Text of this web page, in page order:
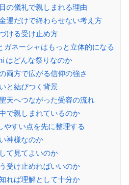
の儀礼で親しまれる理由
運だけで終わらせない考え方
ける受け止め方
ガネーシャはもっと立体的になる
はどんな祭りなのか
両方で広がる信仰の強さ
と結びつく背景
天へつながった受容の流れ
で親しまれているのか
やすい点を先に整理する
神様なのか
て見てよいのか
受け止めればいいのか
れば理解として十分か